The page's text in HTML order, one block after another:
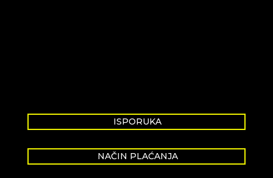
ISPORUKA
NAČIN PLAĆANJA